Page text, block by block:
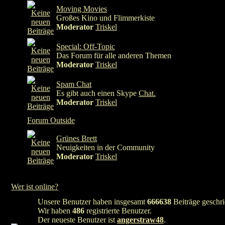
Moving Movies
Großes Kino und Flimmerkiste
Moderator Triskel
Special: Off-Topic
Das Forum für alle anderen Themen
Moderator Triskel
Spam Chat
Es gibt auch einen Skype Chat.
Moderator Triskel
Forum Outside
Grünes Brett
Neuigkeiten in der Community
Moderator Triskel
Wer ist online?
Unsere Benutzer haben insgesamt 666638 Beiträge
Wir haben 486 registrierte Benutzer.
Der neueste Benutzer ist angerstraw48.